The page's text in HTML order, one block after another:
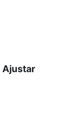
Ajustar